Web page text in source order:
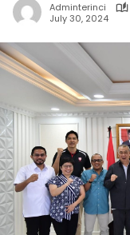
Adminterinci
July 30, 2024